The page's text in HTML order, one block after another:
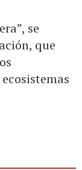
se
que